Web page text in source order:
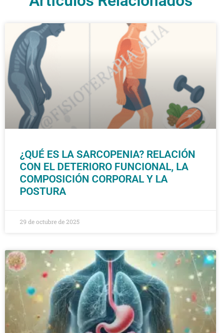
¿QUÉ ES LA SARCOPENIA? RELACIÓN
CON EL DETERIORO FUNCIONAL, LA
COMPOSICIÓN CORPORAL Y LA
POSTURA
29 de octubre de 2025